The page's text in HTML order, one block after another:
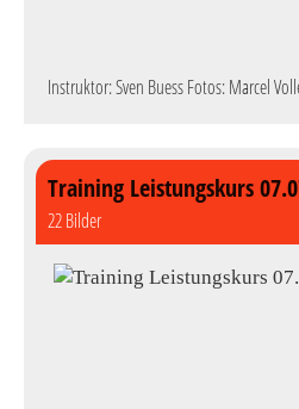
Instruktor: Sven Buess Fotos: Marcel
Training Leistungskurs
22 Bilder